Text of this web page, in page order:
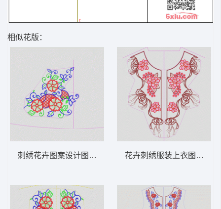
相似花版：
刺绣花卉图案设计图 领 衣边下摆 中东阿拉花卉刺绣服装上衣图案 领